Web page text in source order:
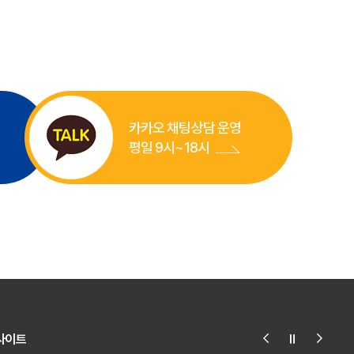
카카오 채팅상담 운영
평일 9시~18시
이트